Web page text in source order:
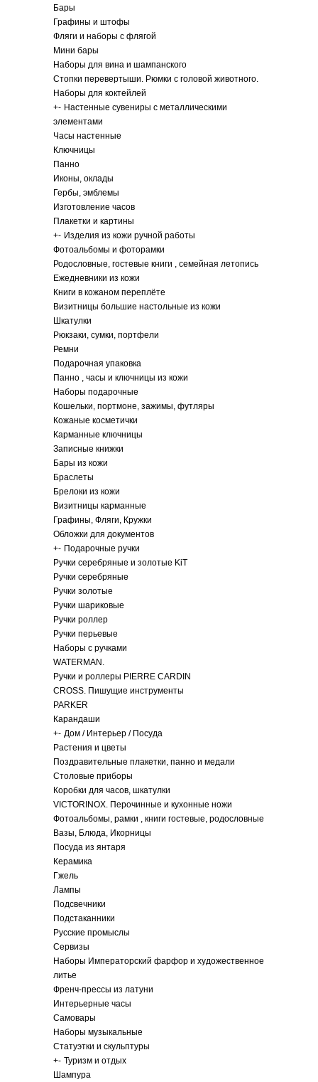
Бары
Графины и штофы
Фляги и наборы с флягой
Мини бары
Наборы для вина и шампанского
Стопки перевертыши. Рюмки с головой животного.
Наборы для коктейлей
+- Настенные сувениры с металлическими
элементами
Часы настенные
Ключницы
Панно
Иконы, оклады
Гербы, эмблемы
Изготовление часов
Плакетки и картины
+- Изделия из кожи ручной работы
Фотоальбомы и фоторамки
Родословные, гостевые книги , семейная летопись
Ежедневники из кожи
Книги в кожаном переплёте
Визитницы большие настольные из кожи
Шкатулки
Рюкзаки, сумки, портфели
Ремни
Подарочная упаковка
Панно , часы и ключницы из кожи
Наборы подарочные
Кошельки, портмоне, зажимы, футляры
Кожаные косметички
Карманные ключницы
Записные книжки
Бары из кожи
Браслеты
Брелоки из кожи
Визитницы карманные
Графины, Фляги, Кружки
Обложки для документов
+- Подарочные ручки
Ручки серебряные и золотые KiT
Ручки серебряные
Ручки золотые
Ручки шариковые
Ручки роллер
Ручки перьевые
Наборы с ручками
WATERMAN.
Ручки и роллеры PIERRE CARDIN
CROSS. Пишущие инструменты
PARKER
Карандаши
+- Дом / Интерьер / Посуда
Растения и цветы
Поздравительные плакетки, панно и медали
Столовые приборы
Коробки для часов, шкатулки
VICTORINOX. Перочинные и кухонные ножи
Фотоальбомы, рамки , книги гостевые, родословные
Вазы, Блюда, Икорницы
Посуда из янтаря
Керамика
Гжель
Лампы
Подсвечники
Подстаканники
Русские промыслы
Сервизы
Наборы Императорский фарфор и художественное
литье
Френч-прессы из латуни
Интерьерные часы
Самовары
Наборы музыкальные
Статуэтки и скульптуры
+- Туризм и отдых
Шампура